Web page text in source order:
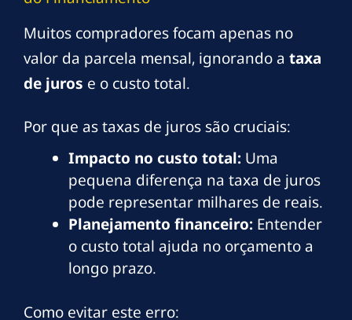
Muitos compradores focam apenas no
valor da parcela mensal, ignorando a taxa
de juros e o custo total.
Por que as taxas de juros são cruciais:
Impacto no custo total: Uma
pequena diferença na taxa de juros
pode representar milhares de reais.
Planejamento financeiro: Entender
o custo total ajuda no orçamento a
longo prazo.
Como evitar este erro: